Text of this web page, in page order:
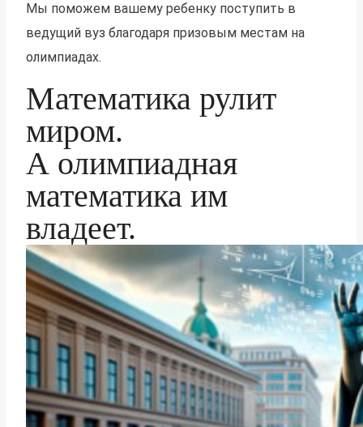
Мы поможем вашему ребенку поступить в
ведущий вуз благодаря призовым местам на
олимпиадах.
Математика рулит
миром.
А олимпиадная
математика им
владеет.